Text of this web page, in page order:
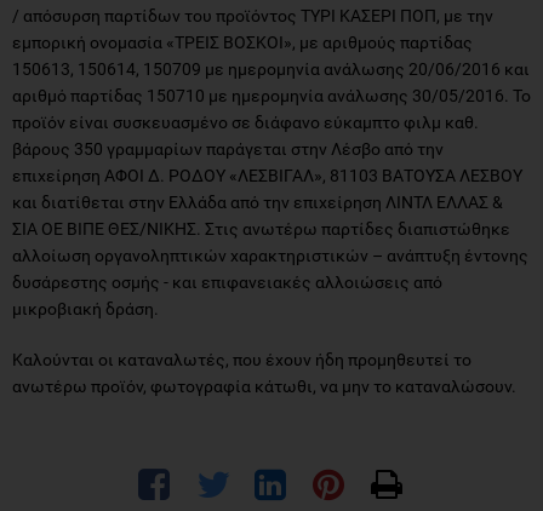
/ απόσυρση παρτίδων του προϊόντος ΤΥΡΙ ΚΑΣΕΡΙ ΠΟΠ, με την
εμπορική ονομασία «ΤΡΕΙΣ ΒΟΣΚΟΙ», με αριθμούς παρτίδας
150613, 150614, 150709 με ημερομηνία ανάλωσης 20/06/2016 και
αριθμό παρτίδας 150710 με ημερομηνία ανάλωσης 30/05/2016. Το
προϊόν είναι συσκευασμένο σε διάφανο εύκαμπτο φιλμ καθ.
βάρους 350 γραμμαρίων παράγεται στην Λέσβο από την
επιχείρηση ΑΦΟΙ Δ. ΡΟΔΟΥ «ΛΕΣΒΙΓΑΛ», 81103 ΒΑΤΟΥΣΑ ΛΕΣΒΟΥ
και διατίθεται στην Ελλάδα από την επιχείρηση ΛΙΝΤΛ ΕΛΛΑΣ &
ΣΙΑ ΟΕ ΒΙΠΕ ΘΕΣ/ΝΙΚΗΣ. Στις ανωτέρω παρτίδες διαπιστώθηκε
αλλοίωση οργανοληπτικών χαρακτηριστικών – ανάπτυξη έντονης
δυσάρεστης οσμής - και επιφανειακές αλλοιώσεις από
μικροβιακή δράση.
Καλούνται οι καταναλωτές, που έχουν ήδη προμηθευτεί το
ανωτέρω προϊόν, φωτογραφία κάτωθι, να μην το καταναλώσουν.